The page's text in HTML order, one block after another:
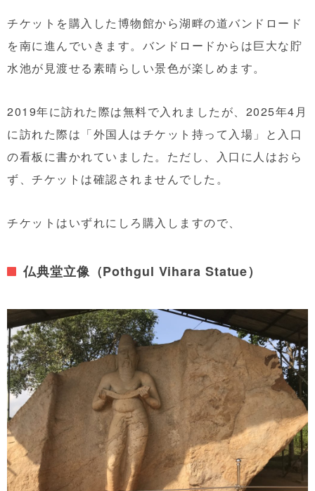
チケットを購入した博物館から湖畔の道バンドロード
を南に進んでいきます。バンドロードからは巨大な貯
水池が見渡せる素晴らしい景色が楽しめます。
2019年に訪れた際は無料で入れましたが、2025年4月
に訪れた際は「外国人はチケット持って入場」と入口
の看板に書かれていました。ただし、入口に人はおら
ず、チケットは確認されませんでした。
チケットはいずれにしろ購入しますので、
仏典堂立像（Pothgul Vihara Statue）